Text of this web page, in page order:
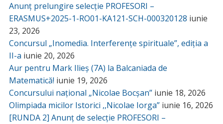
Anunț prelungire selecție PROFESORI –
ERASMUS+2025-1-RO01-KA121-SCH-000320128 iunie
23, 2026
Concursul „Inomedia. Interferențe spirituale”, ediția a
II-a iunie 20, 2026
Aur pentru Mark Ilieș (7A) la Balcaniada de
Matematică! iunie 19, 2026
Concursului național „Nicolae Bocșan” iunie 18, 2026
Olimpiada micilor Istorici ,,Nicolae Iorga” iunie 16, 2026
[RUNDA 2] Anunț de selecție PROFESORI –